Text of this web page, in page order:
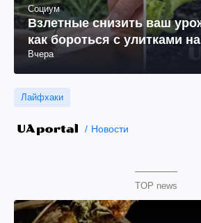
Социум
Взлетные снизить ваш
как бороться с улитками
Вчера
Лайфхаки
Новости
TOP news